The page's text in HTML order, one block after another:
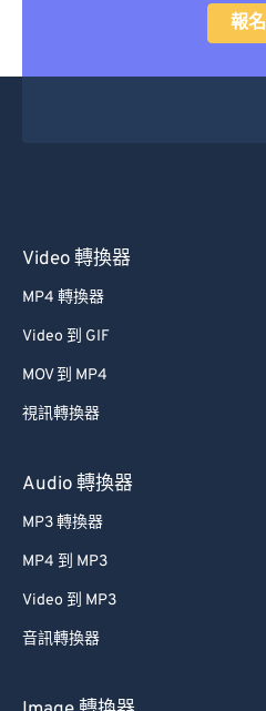
報名
Video 轉換器
MP4 轉換器
Video 到 GIF
MOV 到 MP4
視訊轉換器
Audio 轉換器
MP3 轉換器
MP4 到 MP3
Video 到 MP3
音訊轉換器